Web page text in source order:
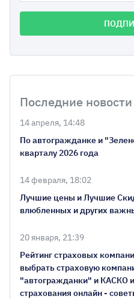
Последние новости
14 апреля, 14:48
По автогражданке и
кварталу 2026 года
14 февраля, 18:02
Лучшие цены и Лучшие
влюбленных и других
20 января, 21:39
Рейтинг страховых
выбрать страховую
"автогражданки" и КАСКО и
страхования онлайн -